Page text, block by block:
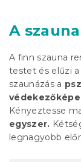
A
A finn szauna
testet és elűzi
szaunázás a
Kényeztesse
egyszer.
legnagyobb